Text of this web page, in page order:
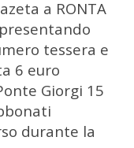
a RONTA
tessera e
6 euro
Giorgi 15
durante la